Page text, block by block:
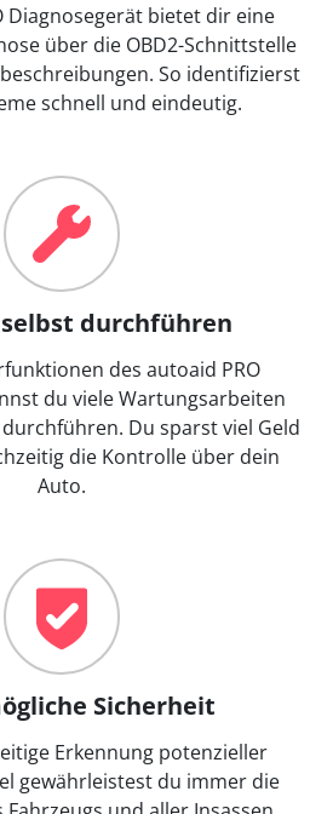
Diagnosegerät bietet dir eine
über die OBD2-Schnittstelle
So identifizierst
schnell und eindeutig.
durchführen
des autoaid PRO
du viele Wartungsarbeiten
Du sparst viel Geld
die Kontrolle über dein
Auto.
Sicherheit
Erkennung potenzieller
gewährleistest du immer die